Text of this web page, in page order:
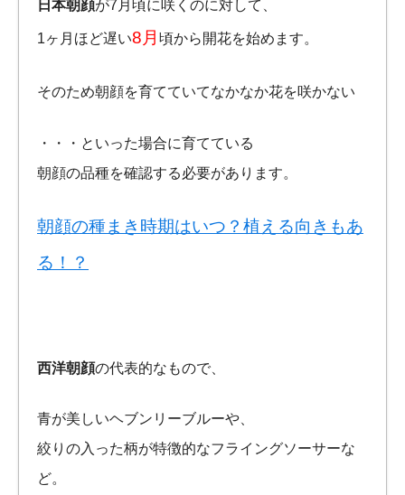
日本朝顔が7月頃に咲くのに対して、
1ヶ月ほど遅い8月 頃から開花を始めます。
そのため朝顔を育てていてなかなか花を咲かない
・・・といった場合に育てている
朝顔の品種を確認する必要があります。
朝顔の種まき時期はいつ？植える向きもあ
る！？
西洋朝顔の代表的なもので、
青が美しいヘブンリーブルーや、
絞りの入った柄が特徴的なフライングソーサーな
ど。